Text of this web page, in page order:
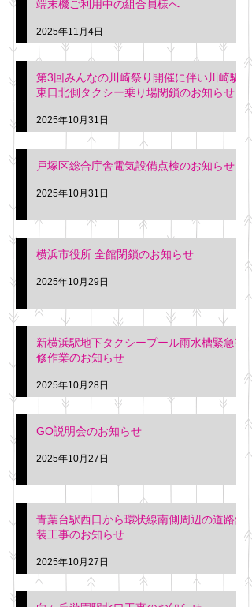
端末機ご利用中の組合員様へ
2025年11月4日
第3回みんなの川崎祭り開催に伴い川崎駅
東口北側タクシー乗り場閉鎖のお知らせ
2025年10月31日
戸塚区総合庁舎電気設備点検のお知らせ
2025年10月31日
横浜市役所 全館閉鎖のお知らせ
2025年10月29日
新横浜駅地下タクシープール雨水槽緊急補
修作業のお知らせ
2025年10月28日
GO説明会のお知らせ
2025年10月27日
青葉台駅西口から環状線南側周辺の道路舗
装工事のお知らせ
2025年10月27日